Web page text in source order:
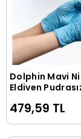
Sepete
Dolphin Mavi
Eldiven
479,59 TL